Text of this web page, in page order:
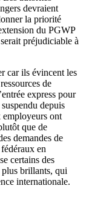
devraient
la priorité
du PGWP
préjudiciable à
car ils évincent les
de
express pour
depuis
employeurs ont
que de
demandes de
en
certains des
plus brillants, qui
internationale.